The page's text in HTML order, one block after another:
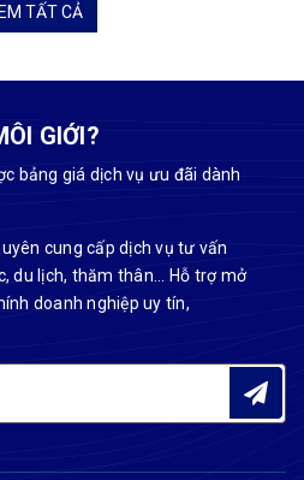
TẤT CẢ
GIỚI?
bảng giá dịch vụ ưu đãi dành
cung cấp dịch vụ tư vấn
du lịch, thăm thân... Hỗ trợ mở
doanh nghiệp uy tín,